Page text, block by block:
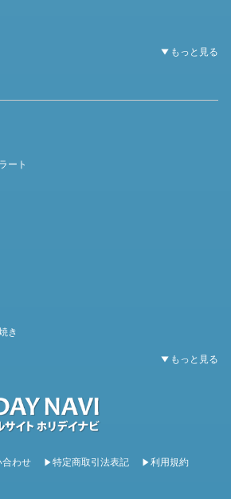
ート
き
合わせ 特定商取引法表記
利用規約